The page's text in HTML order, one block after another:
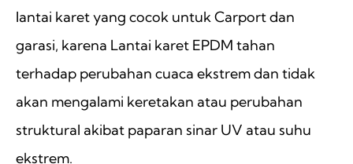
lantai karet yang cocok untuk Carport dan
garasi, karena Lantai karet EPDM tahan
terhadap perubahan cuaca ekstrem dan tidak
akan mengalami keretakan atau perubahan
struktural akibat paparan sinar UV atau suhu
ekstrem.